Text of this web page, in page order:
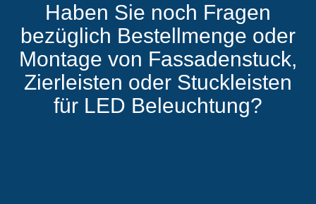
Produkte
Haben Sie noch Fragen
bezüglich Bestellmenge oder
Montage von Fassadenstuck,
Zierleisten oder Stuckleisten
für LED Beleuchtung?